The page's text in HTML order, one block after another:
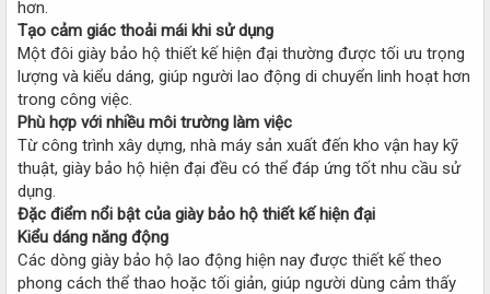
hơn.
Tạo cảm giác thoải mái khi sử dụng
Một đôi giày bảo hộ thiết kế hiện đại thường được tối ưu trọng
lượng và kiểu dáng, giúp người lao động di chuyển linh hoạt hơn
trong công việc.
Phù hợp với nhiều môi trường làm việc
Từ công trình xây dựng, nhà máy sản xuất đến kho vận hay kỹ
thuật, giày bảo hộ hiện đại đều có thể đáp ứng tốt nhu cầu sử
dụng.
Đặc điểm nổi bật của giày bảo hộ thiết kế hiện đại
Kiểu dáng năng động
Các dòng giày bảo hộ lao động hiện nay được thiết kế theo
phong cách thể thao hoặc tối giản, giúp người dùng cảm thấy